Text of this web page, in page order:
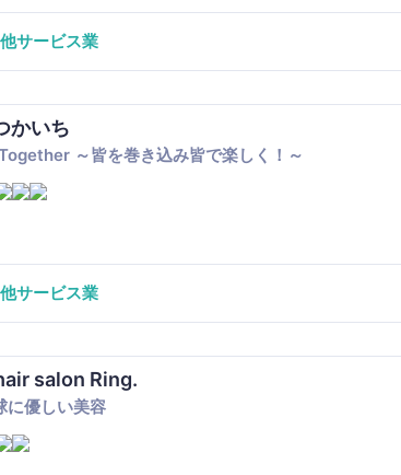
サービス業
かいち
～皆を巻き込み皆で楽しく！～
サービス業
salon Ring.
に優しい美容